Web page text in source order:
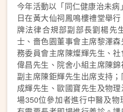
今年活動以「同仁健康治未
日在黃大仙祠鳳鳴樓禮堂舉
牌法律合規部副部長劉楊先
士、嗇色園董事會主席黎澤
務委員會主席陳燦輝先生、
偉昌先生、院舍小組主席陳
副主席陳鉅輝先生出席支持
成輝先生、歐國寶先生及物
場350位參加者進行中醫及